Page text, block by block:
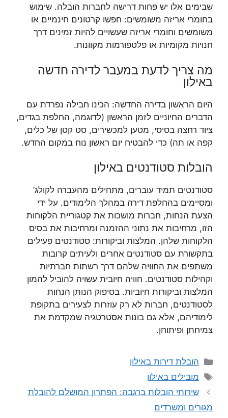
שבימים אלו יש פחות דרישה לחברות הובלה. שימוש
בחומרי אריזה משומשים: חפשו קרטונים חינמיים או
משומשים וחומרי אריזה שעשויים להיות זמינים דרך
חנויות מקומיות או פלטפורמות מקוונות.
מה צריך לדעת במעבר לדירה חדשה
באילון
היום הראשון בדירה החדשה: הכינו חבילה נפרדת עם
הדברים החיוניים לזמן הראשון (לדוגמה, החלפת בגדים,
ציוד רחצה בסיסי, מטען למכשירים, סט קטן של כלים,
קפה או תה) כדי להבטיח יום ראשון נוח במקום החדש.
הובלות סטודנטים באילון
סטודנטים תמיד עוברים, מתחילים מהעברה לקולג’
ומסיימים בהחלפת דירה במהלך הלימודים. על ידי
הצעת הנחות, חברות מושכות את קטגוריית הלקוחות
הזו, מרחיבות את נתוני ההזמנה ומרחיבות את בסיס
הלקוחות שלהן. המלצות וביקורות: סטודנטים פעילים
בתקשורת עם סטודנטים אחרים ולעיתים קרובות
משתפים את החוויה שלהם דרך רשתות חברתיות
וקהילות סטודנטים. חוויה חיובית עשויה להוביל להמון
המלצות וביקורות חיוביות. בסיפוק הנותן הנחות
לסטודנטים, חברות לא רק עוזרות לצעירים בתקופת
לימודיהם, אלא גם בונות אסטרטגיה שמקדמת את
צמיחתן ופיתוחן.
קטגוריות
הובלת דירות באילון
תגיות
מובילים באילון
שירותי הובלות ברגבה: הפתרון המושלם להובלת
מגורים ומשרדים